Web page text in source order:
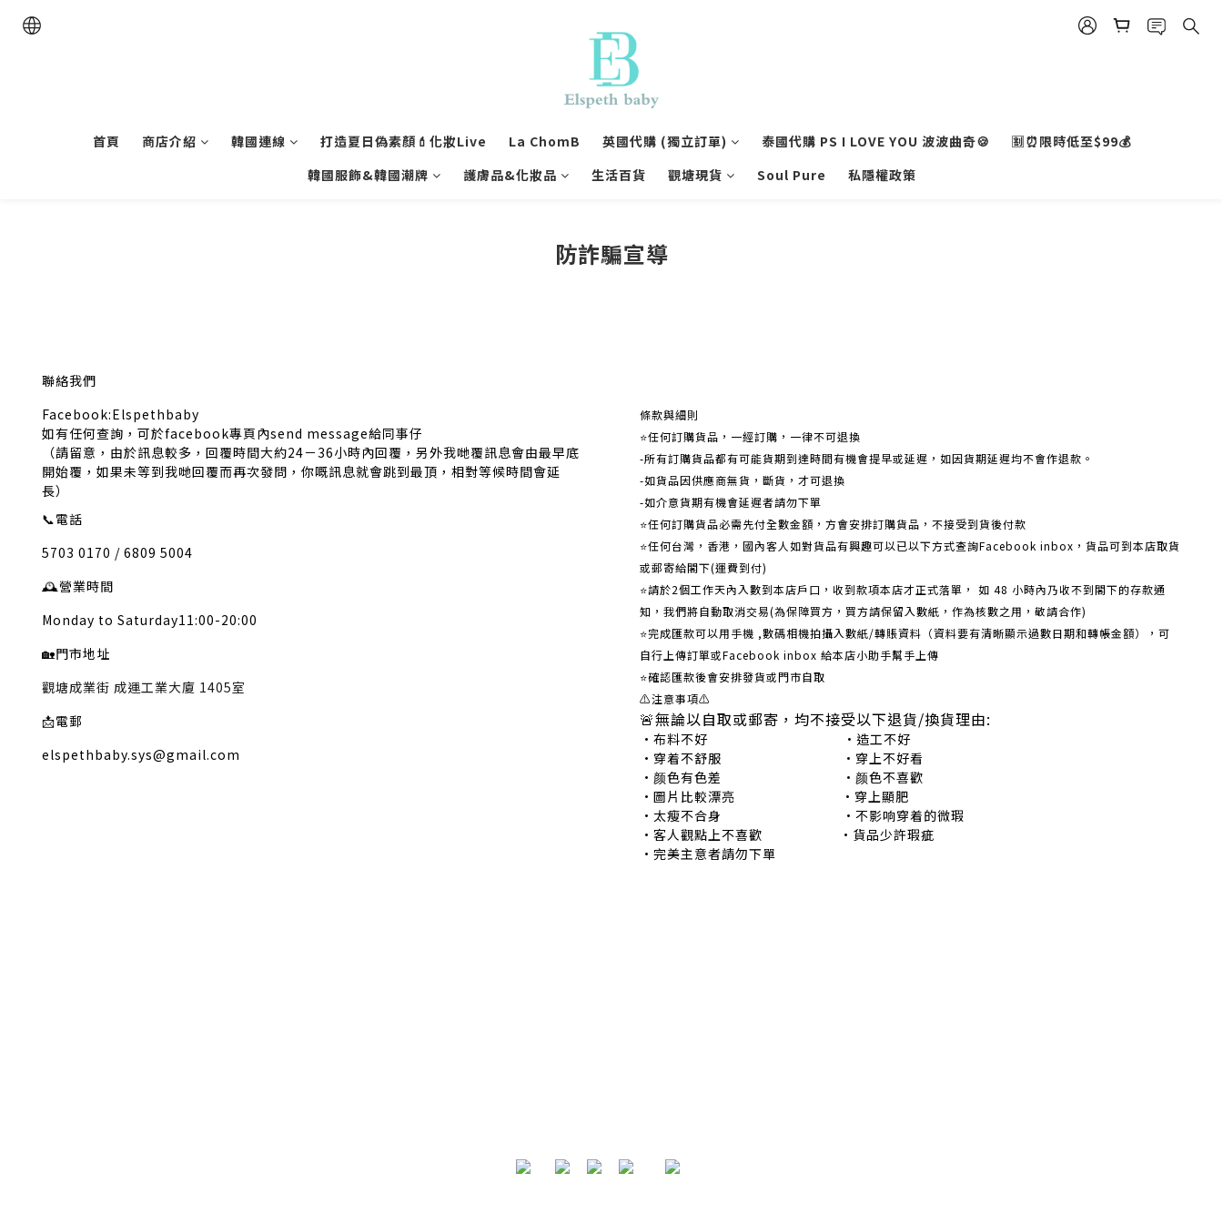
首頁 商店介紹 韓國連線 打造夏日偽素顏💄化妝Live La ChomB 英國代購 (獨立訂單) 泰國代購 PS I LOVE YOU 波波曲奇🍪
🈹⏰限時低至$99💰
韓國服飾&韓國潮牌
護膚品&化妝品 生活百貨 觀塘現貨 Soul Pure 私隱權政策
防詐騙宣導
聯絡我們
Facebook:Elspethbaby
如有任何查詢，可於facebook專頁內send message給同事仔
（請留意，由於訊息較多，回覆時間大約24－36小時內回覆，另外我哋覆訊息會由最早底
開始覆，如果未等到我哋回覆而再次發問，你嘅訊息就會跳到最頂，相對等候時間會延
長）
📞電話
5703 0170 / 6809 5004
🕰️營業時間
Monday to Saturday11:00-20:00
🏡門市地址
觀塘成業街 成運工業大廈 1405室
📩電郵
elspethbaby.sys@gmail.com
條款與細則
⭐任何訂購貨品，一經訂購，一律不可退換
-所有訂購貨品都有可能貨期到達時間有機會提早或延遲，如因貨期延遲均不會作退款。
-如貨品因供應商無貨，斷貨，才可退換
-如介意貨期有機會延遲者請勿下單
⭐任何訂購貨品必需先付全數金額，方會安排訂購貨品，不接受到貨後付款
⭐任何台灣，香港，國內客人如對貨品有興趣可以已以下方式查詢Facebook inbox，貨品可到本店取貨
或郵寄給閣下(運費到付)
​​⭐請於2個工作天內入數到本店戶口，收到款項本店才正式落單， 如 48 小時內乃收不到閣下的存款通
知，我們將自動取消交易(為保障買方，買方請保留入數紙，作為核數之用，敬請合作)
⭐完成匯款可以用手機 ,數碼相機拍攝入數紙/轉賬資料（資料要有清晰顯示過數日期和轉帳金額），可
自行上傳訂單或Facebook inbox 給本店小助手幫手上傳
⭐確認匯款後會安排發貨或門市自取
⚠注意事項⚠
🚨無論以自取或郵寄，均不接受以下退貨/換貨理由:
•布料不好 •造工不好
•穿着不舒服 •穿上不好看
•颜色有色差 •颜色不喜歡
•圖片比較漂亮 •穿上顯肥
•太瘦不合身 •不影响穿着的微瑕
•客人觀點上不喜歡 •貨品少許瑕疵
•完美主意者請勿下單